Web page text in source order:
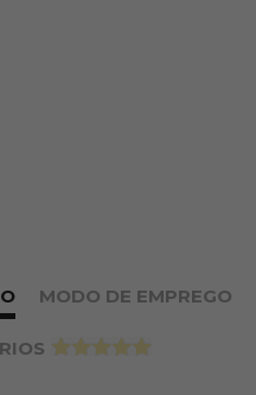
MODO DE EMPREGO
>